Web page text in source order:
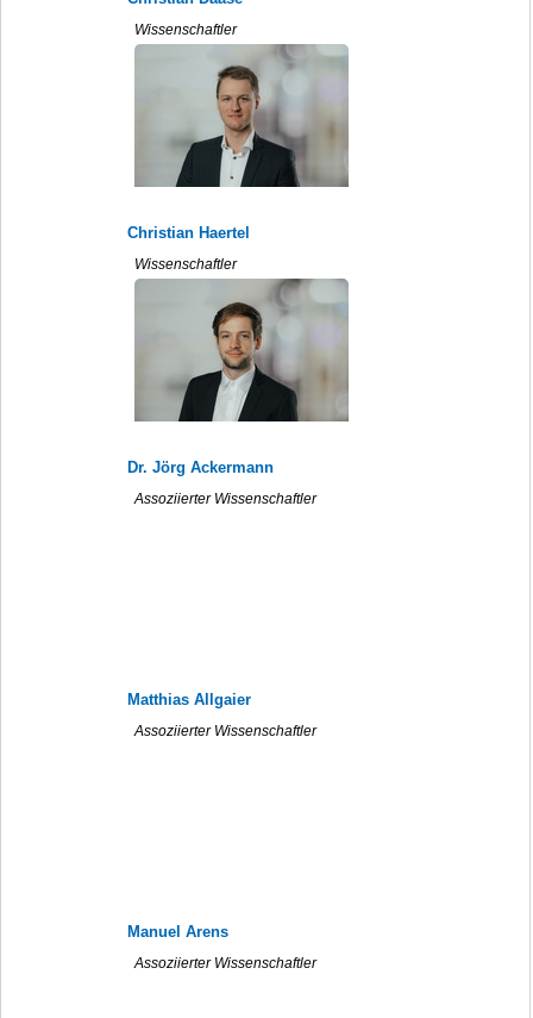
Wissenschaftler
Christian Haertel
Wissenschaftler
Dr. Jörg Ackermann
Assoziierter Wissenschaftler
Matthias Allgaier
Assoziierter Wissenschaftler
Manuel Arens
Assoziierter Wissenschaftler